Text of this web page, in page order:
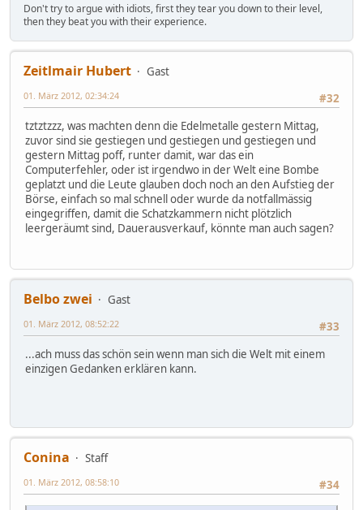
Don't try to argue with idiots, first they tear you down to their level,
then they beat you with their experience.
Zeitlmair Hubert
Gast
#32
01. März 2012, 02:34:24
tztztzzz, was machten denn die Edelmetalle gestern Mittag,
zuvor sind sie gestiegen und gestiegen und gestiegen und
gestern Mittag poff, runter damit, war das ein
Computerfehler, oder ist irgendwo in der Welt eine Bombe
geplatzt und die Leute glauben doch noch an den Aufstieg der
Börse, einfach so mal schnell oder wurde da notfallmässig
eingegriffen, damit die Schatzkammern nicht plötzlich
leergeräumt sind, Dauerausverkauf, könnte man auch sagen?
Belbo zwei
Gast
#33
01. März 2012, 08:52:22
...ach muss das schön sein wenn man sich die Welt mit einem
einzigen Gedanken erklären kann.
Conina
Staff
#34
01. März 2012, 08:58:10